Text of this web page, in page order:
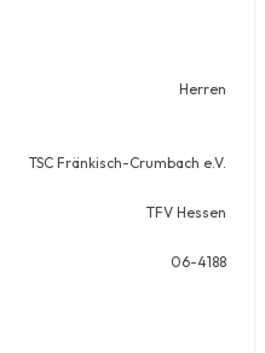
Herren
TSC Fränkisch-Crumbach e.V.
TFV Hessen
06-4188